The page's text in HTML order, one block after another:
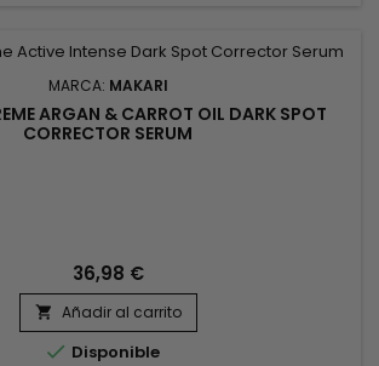
MARCA: MAKARI
ARGAN & CARROT OIL DARK SPOT
CORRECTOR SERUM
36,98 €
 Añadir al carrito
 Disponible